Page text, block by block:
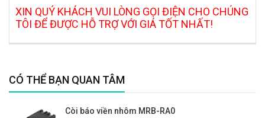
XIN QUÝ KHÁCH VUI LÒNG GỌI ĐIỆN CHO CHÚNG
TÔI ĐỂ ĐƯỢC HỖ TRỢ VỚI GIÁ TỐT NHẤT!
CÓ THỂ BẠN QUAN TÂM
Còi báo viền nhôm MRB-RA0